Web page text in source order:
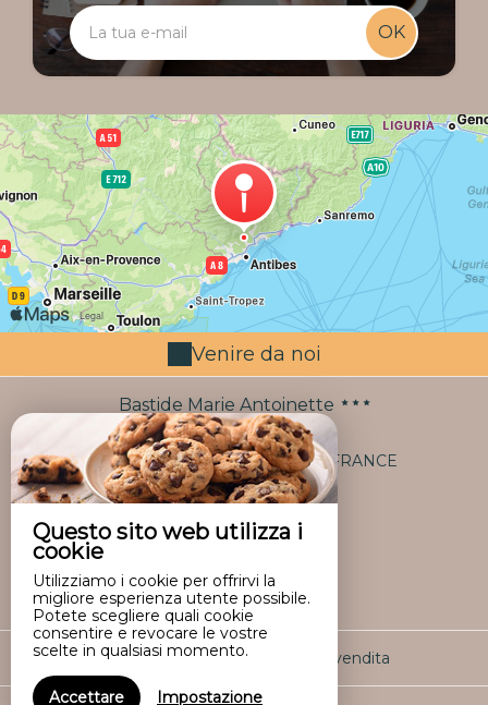
Questo sito web utilizza i
cookie
Utilizziamo i cookie per offrirvi la
migliore esperienza utente possibile.
Potete scegliere quali cookie
consentire e revocare le vostre
scelte in qualsiasi momento.
Accettare Impostazione
OK
Venire da noi
Bastide Marie Antoinette
15 Avenue Maréchal Joffre,
06480 LA COLLE SUR LOUP - FRANCE
+33 6 27 53 45 02
+33 6 86 84 84 88
Avviso legale | Condizioni di vendita